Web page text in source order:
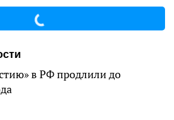
в РФ продлили до